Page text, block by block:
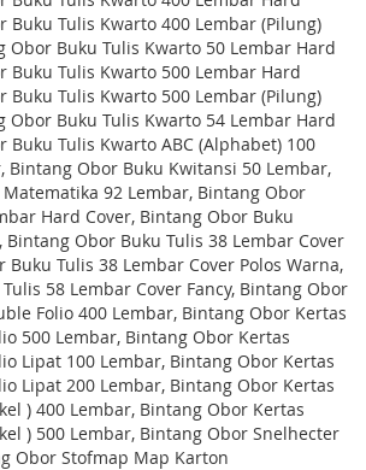
Buku Tulis Kwarto 400 Lembar (Pilung)
Obor Buku Tulis Kwarto 50 Lembar Hard
Buku Tulis Kwarto 500 Lembar Hard
Buku Tulis Kwarto 500 Lembar (Pilung)
Obor Buku Tulis Kwarto 54 Lembar Hard
Buku Tulis Kwarto ABC (Alphabet) 100
Bintang Obor Buku Kwitansi 50 Lembar,
92 Lembar, Bintang Obor
Hard Cover, Bintang Obor Buku
Obor Buku Tulis 38 Lembar Cover
Buku Tulis 38 Lembar Cover Polos Warna,
58 Lembar Cover Fancy, Bintang Obor
Folio 400 Lembar, Bintang Obor Kertas
500 Lembar, Bintang Obor Kertas
Lipat 100 Lembar, Bintang Obor Kertas
Lipat 200 Lembar, Bintang Obor Kertas
) 400 Lembar, Bintang Obor Kertas
) 500 Lembar, Bintang Obor Snelhecter
Obor Stofmap Map Karton